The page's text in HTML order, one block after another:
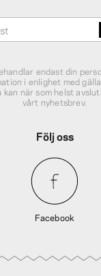
endast din
i enlighet med
kan när som helst
vårt nyhetsbrev.
Följ oss
Facebook